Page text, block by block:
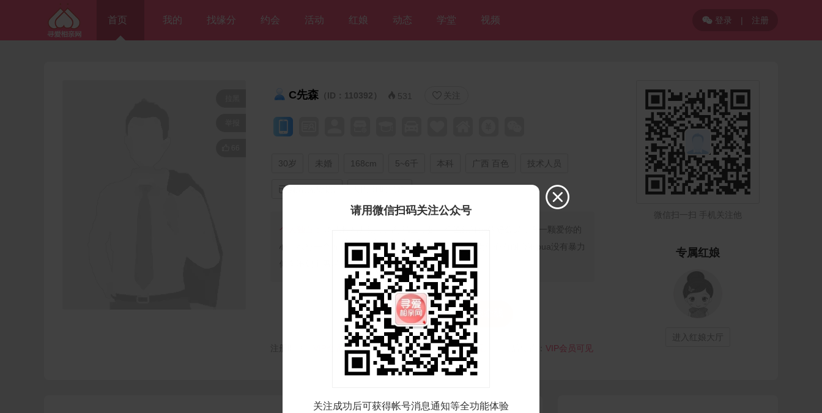
首页 我的 找缘分 约会 活动 红娘 动态 学堂 视频  登录 | 注册
C先森 （ID：110392）  531  关注
30岁 未婚 168cm 5~6千 本科 广西 百色 技术人员
已购房(无贷款)
个人独白：
本人性格开朗，品行端正，是一个遵纪守法的好公民，有一颗爱你的
心。欲行一个五官端正三观端正上得厅堂下得厨房有责任心有耐心不pua没有暴力
倾向不妈宝男温柔体贴无婚史的男人！
 打招呼  红娘牵线
VIP会员可见最后登录时间： VIP会员可见 VIP会员可见
微信扫一扫 手机关注他
专属红娘
进入红娘大厅

请用微信扫码关注公众号
关注成功后可获得帐号消息通知等全功能体验